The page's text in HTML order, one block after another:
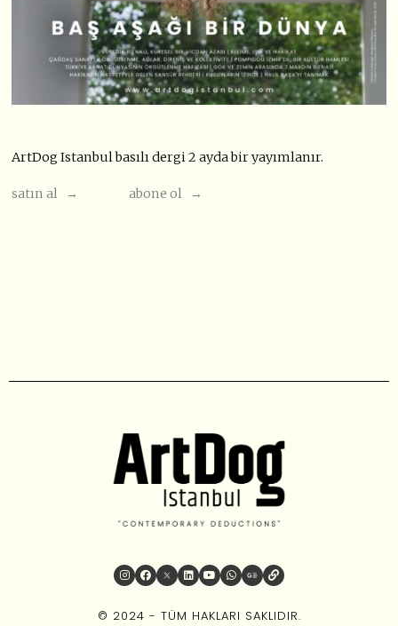
ArtDog Istanbul basılı dergi 2 ayda bir yayımlanır.
satın al → abone ol →
© 2024 - TÜM HAKLARI SAKLIDIR.